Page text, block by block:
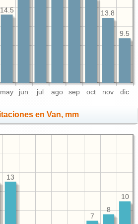
may jun jul ago sep oct nov dic
9.5
13.8
14.5
en Van, mm
10
8
7
13